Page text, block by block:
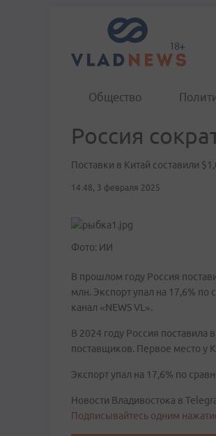
Общество
Россия
Поставки в Китай составили
14:48, 3 февраля 2025
Фото: ИИ
В прошлом году Россия
млн. Экспорт упал на 17,6%
канал «NEWS VL».
В 2024 году Россия
поставщиков. Первое место у
Экспорт упал на 17,6% по
Новости Владивостока в
Подписывайтесь одним